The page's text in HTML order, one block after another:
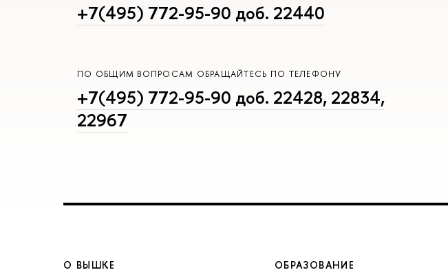
+7(495) 772-95-90 доб. 22440
ПО ОБЩИМ ВОПРОСАМ ОБРАЩАЙТЕСЬ ПО ТЕЛЕФОНУ
+7(495) 772-95-90 доб. 22428, 22834,
22967
О ВЫШКЕ
ОБРАЗОВАНИЕ